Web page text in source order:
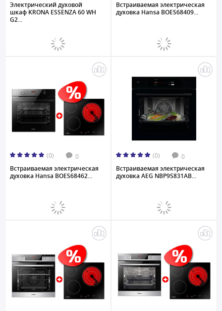
Электрический духовой
шкаф KRONA ESSENZA 60 WH
G2...
Встраиваемая электрическая
духовка Hansa BOES68409...
(0) 0
Встраиваемая электрическая
духовка Hansa BOES68462...
(0) 0
Встраиваемая электрическая
духовка AEG NBP9S831AB...